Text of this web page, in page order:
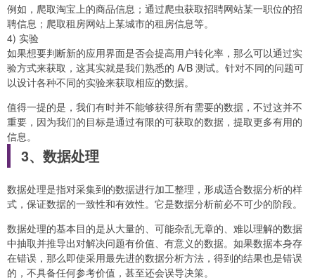
例如，爬取淘宝上的商品信息；通过爬虫获取招聘网站某一职位的招
聘信息；爬取租房网站上某城市的租房信息等。
4) 实验
如果想要判断新的应用界面是否会提高用户转化率，那么可以通过实
验方式来获取，这其实就是我们熟悉的 A/B 测试。针对不同的问题可
以设计各种不同的实验来获取相应的数据。
值得一提的是，我们有时并不能够获得所有需要的数据，不过这并不
重要，因为我们的目标是通过有限的可获取的数据，提取更多有用的
信息。
3、数据处理
数据处理是指对采集到的数据进行加工整理，形成适合数据分析的样
式，保证数据的一致性和有效性。它是数据分析前必不可少的阶段。
数据处理的基本目的是从大量的、可能杂乱无章的、难以理解的数据
中抽取并推导出对解决问题有价值、有意义的数据。如果数据本身存
在错误，那么即使采用最先进的数据分析方法，得到的结果也是错误
的，不具备任何参考价值，甚至还会误导决策。